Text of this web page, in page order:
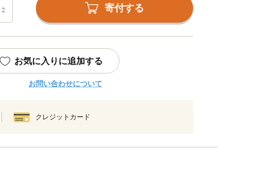
寄付する
お気に入りに追加する
お問い合わせについて
クレジットカード